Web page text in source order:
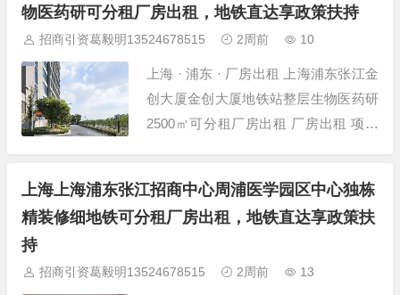
建筑面积 1200㎡ 层高 4.5米 层数 多层
厂房...
物医药研可分租厂房出租，地铁直达享政策扶持
招商引资葛毅明13524678515 2周前 10
上海 · 浦东 · 厂房出租 上海浦东张江金
创大厦金创大厦地铁站整层生物医药研
2500㎡可分租厂房出租 厂房出租 项目
可 所在位置 上海-浦东-张江-张江金创
大厦 建筑面积 2500㎡ 层高 4.2米 层数
上海上海浦东张江招商中心周浦医学园区中心独栋
精装修细地铁可分租厂房出租，地铁直达享政策扶
持
招商引资葛毅明13524678515 2周前 13